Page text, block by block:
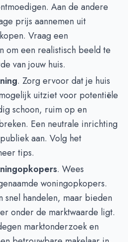
Aan de andere
prijs aannemen uit
Vraag een
om een realistisch beeld te
van jouw huis.
. Zorg ervoor dat je huis
uitziet voor potentiële
schoon, ruim op en
Een neutrale inrichting
aan. Volg het
tips.
. Wees
woningopkopers.
snel handelen, maar bieden
onder de marktwaarde ligt.
marktonderzoek en